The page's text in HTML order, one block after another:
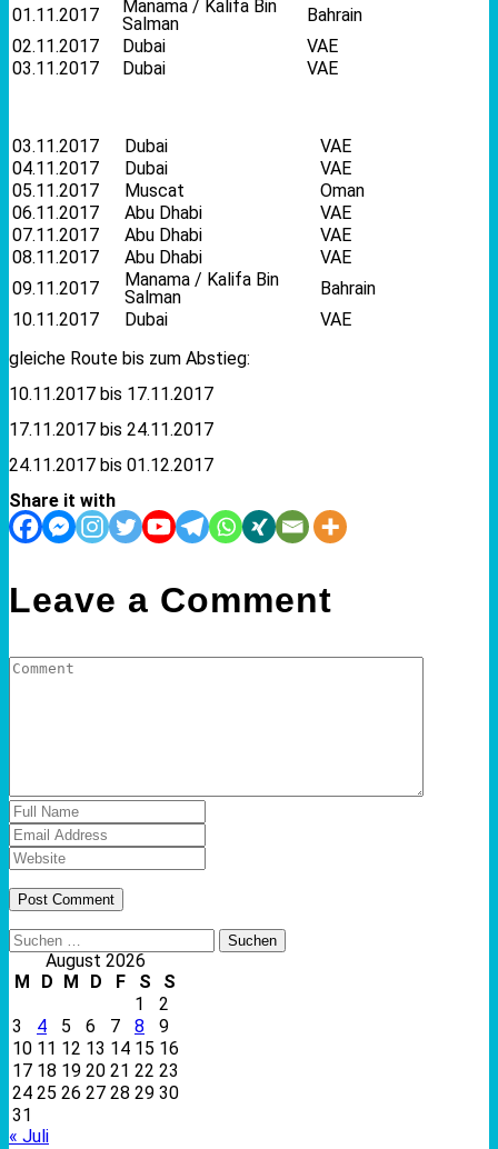
01.11.2017
Manama / Kalifa Bin
Salman
Bahrain
02.11.2017
Dubai
VAE
03.11.2017
Dubai VAE
03.11.2017 Dubai
VAE
04.11.2017
Dubai
VAE
05.11.2017
Muscat
Oman
06.11.2017
Abu Dhabi
VAE
07.11.2017
Abu Dhabi
VAE
08.11.2017
Abu Dhabi
VAE
09.11.2017
Manama / Kalifa Bin
Salman
Bahrain
10.11.2017
Dubai
VAE
gleiche Route bis zum Abstieg:
10.11.2017 bis 17.11.2017
17.11.2017 bis 24.11.2017
24.11.2017 bis 01.12.2017
Share it with
Leave a Comment
Suchen
nach:August 2026
M
D M D F S
S
1
2
3
4 5 6 7 8
9
10 11 12 13 14 15 16
17 18 19 20 21 22 23
24 25 26 27 28 29 30
31
« Juli